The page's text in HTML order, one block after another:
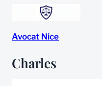
contenu
Avocat Nice
Charles